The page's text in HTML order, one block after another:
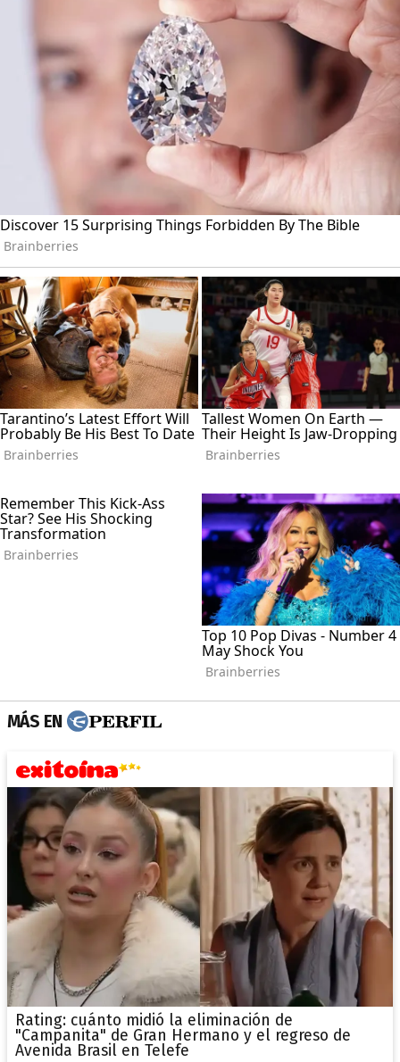
MÁS EN
Rating: cuánto midió la eliminación de
"Campanita" de Gran Hermano y el regreso de
Avenida Brasil en Telefe